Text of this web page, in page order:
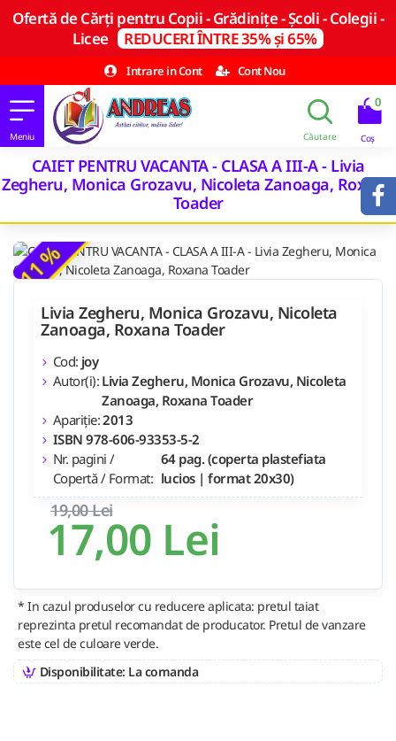
Ofertă de Cărți pentru Copii - Grădinițe - Școli - Colegii -
Licee REDUCERI ÎNTRE 35% și 65%
Intrare in Cont
Cont Nou
0
CAIET PENTRU VACANTA - CLASA A III-A - Livia
Zegheru, Monica Grozavu, Nicoleta Zanoaga, Roxana
Toader
-11 %
17,00 Lei
19,00 Lei
Livia Zegheru, Monica Grozavu, Nicoleta
Zanoaga, Roxana Toader
Cod: joy
Autor(i): Livia Zegheru, Monica Grozavu, Nicoleta
Zanoaga, Roxana Toader
Apariție:2013
ISBN 978-606-93353-5-2
Nr. pagini /
Copertă / Format:
64 pag. (coperta plastefiata
lucios | format 20x30)
* In cazul produselor cu reducere aplicata: pretul taiat
reprezinta pretul recomandat de producator. Pretul de vanzare
este cel de culoare verde.
Disponibilitate: La comanda